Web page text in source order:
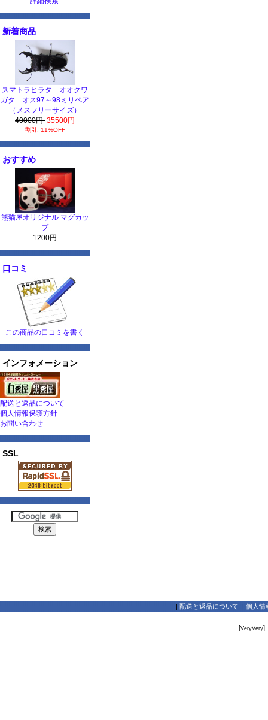
新着商品
スマトラヒラタ オオクワ
ガタ オス97～98ミリペア
（メスフリーサイズ）
40000円 35500円
割引: 11%OFF
おすすめ
熊猫屋オリジナル マグカッ
プ
1200円
口コミ
この商品の口コミを書く
インフォメーション
配送と返品について
個人情報保護方針
お問い合わせ
SSL
| 配送と返品について | 個人情
[VeryVery]